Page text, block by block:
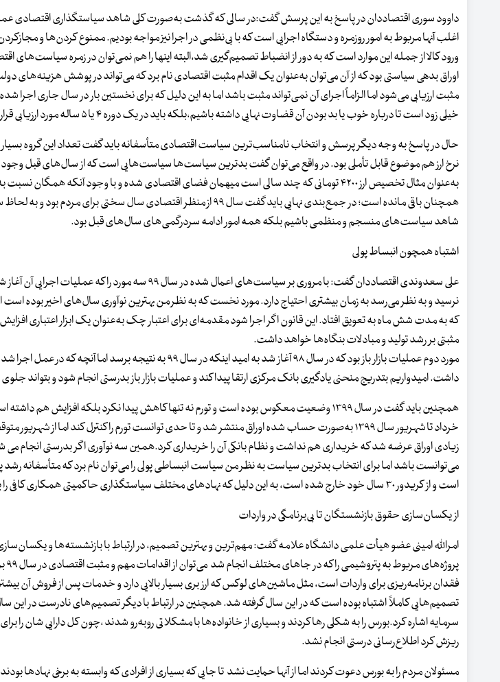
داوود سوری اقتصاددان در پاسخ به این پرسش گفت:در سالی که گذشت به‌صورت کلی شاهد سیاستگذاری اقتصادی
اغلب آنها مربوط به امور روزمره و دستگاه اجرایی است که با بی‌نظمی در اجرا نیز مواجه بودیم. ممنوع کردن‌ها و
ورود کالا از جمله این موارد است که به دور از انضباط تصمیم‌گیری شد،البته اینها را هم نمی‌توان در زمره سیاست‌های
اوراق بدهی سیاستی بود که از آن می‌توان به‌عنوان یک اقدام مثبت اقتصادی نام برد که می‌تواند در پوشش هزینه‌های
مثبت ارزیابی می‌شود اما الزاماً اجرای آن نمی‌تواند مثبت باشد اما به این دلیل که برای نخستین بار در سال‌ جاری اجرا
خیلی زود است تا درباره خوب یا بد بودن آن قضاوت نهایی داشته باشیم،بلکه باید در یک دوره ۴ یا ۵ ساله مورد ارزیابی قرار بگیرد.
حال در پاسخ به وجه دیگر پرسش و انتخاب نامناسب‌ترین سیاست اقتصادی متأسفانه باید گفت تعداد این گروه
نرخ ارز هم موضوع قابل تأملی بود. در واقع می‌توان گفت بدترین سیاست‌ها سیاست‌هایی است که از سال‌های قبل وجود
به‌عنوان مثال تخصیص ارز ۴۲۰۰ تومانی که چند سالی است میهمان فضای اقتصادی شده و با وجود آنکه
همچنان باقی مانده است؛ در جمع‌بندی نهایی باید گفت سال ۹۹ از منظر اقتصادی سال
شاهد سیاست‌های منسجم و منظمی باشیم بلکه همه امور ادامه سردرگمی‌های سال‌های قبل بود.
اشتباه همچون انبساط پولی
علی سعدوندی اقتصاددان گفت: با مروری بر سیاست‌های اعمال شده در سال
نرسید و به نظر می‌رسد به زمان بیشتری احتیاج دارد. مورد نخست که به نظر من بهترین نوآوری سال‌های اخیر بوده
که به مدت شش ماه به تعویق افتاد. این قانون اگر اجرا شود مقدمه‌ای برای اعتبار چک به‌عنوان یک ابزار اعتباری افزایش
مثبتی بر رشد تولید و مبادلات بنگاه‌ها خواهد داشت.
مورد دوم عملیات بازار باز بود که در سال ۹۸ آغاز شد به امید اینکه در سال ۹۹
داشت. امیدواریم بتدریج منحنی یادگیری بانک مرکزی ارتقا پیدا کند و عملیات بازار باز بدرستی انجام شود و بتواند جلوی
همچنین باید گفت در سال ۱۳۹۹ وضعیت معکوس بوده است و تورم نه تنها کاهش پیدا نکرد بلکه افزایش هم
خرداد تا شهریور سال ۱۳۹۹ به‌صورت حساب شده اوراق منتشر شد و تا حدی توانست تورم را کنترل کند اما از
می‌توانست باشد اما برای انتخاب بدترین سیاست به نظر من سیاست انبساطی پولی را می‌توان نام برد که متأسفانه رشد
است و از کریدور ۳۰ سال خود خارج شده است، به این دلیل که نهادهای مختلف سیاستگذاری حاکمیتی همکاری کافی را با همدیگر در جهت کنترل تورم نداشتند.
از یکسان‌سازی حقوق بازنشستگان تا بی‌برنامگی در واردات
امرالله امینی عضو هیأت علمی دانشگاه علامه گفت: مهم‌ترین و بهترین تصمیم، در ارتباط با بازنشسته‌ها و
فقدان برنامه‌ریزی برای واردات است، مثل ماشین‌های لوکس که ارز بری بسیار بالایی دارد و خدمات پس از فروش آن بیشتر
سرمایه اشاره کرد.بورس را به شکلی رها کردند و بسیاری از خانواده‌ها با مشکلاتی روبه‌رو شدند ،چون کل دارایی شان را
ریزش کرد اطلاع‌رسانی درستی انجام نشد.
مسئولان مردم را به بورس دعوت کردند اما از آنها حمایت نشد تا جایی که بسیاری از افرادی که وابسته به برخی نهادها